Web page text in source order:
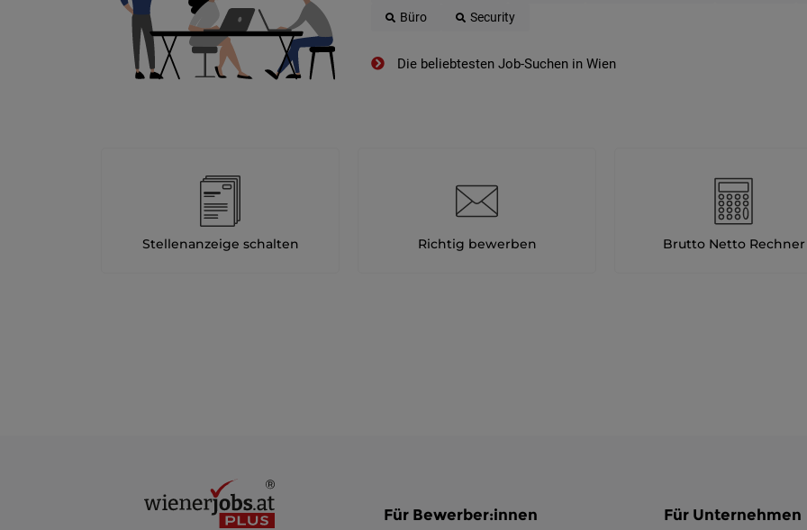
Büro
Security
Die beliebtesten Job-Suchen in Wien
Stellenanzeige schalten Richtig bewerben Brutto Netto Rechner
Für Bewerber:innen Für Unternehmen